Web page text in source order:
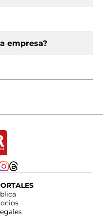
empresa?